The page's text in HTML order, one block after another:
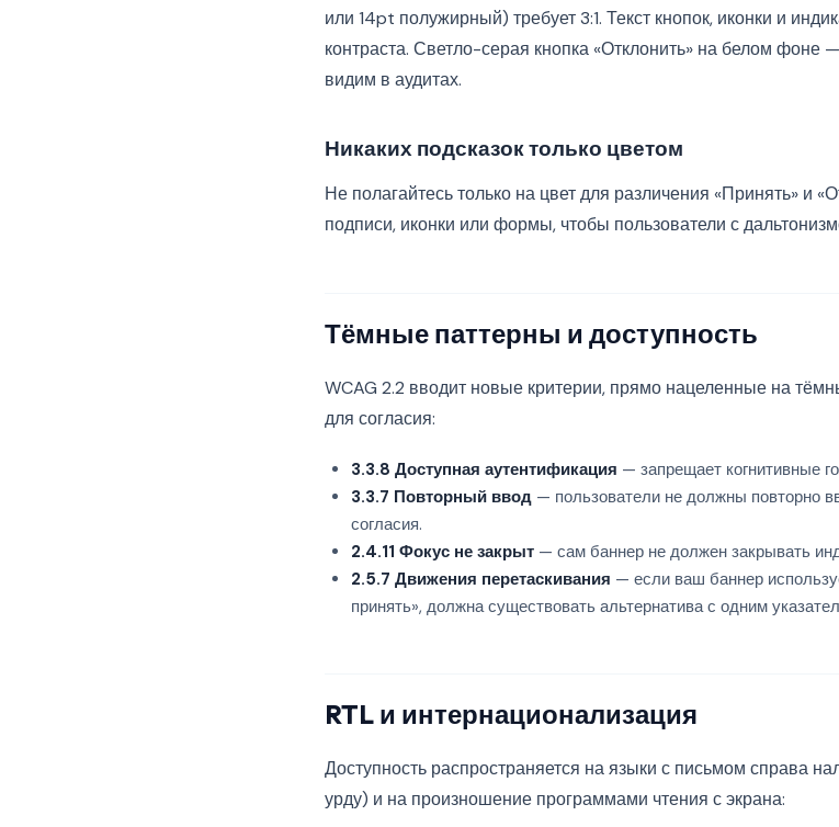
или 14pt полужирный) требует 3:1. Текст кнопок, иконки и
контраста. Светло-серая кнопка «Отклонить» на белом фоне
видим в аудитах.
Никаких подсказок только цветом
Не полагайтесь только на цвет для различения «Принять» и
подписи, иконки или формы, чтобы пользователи с
Тёмные паттерны и доступность
WCAG 2.2 вводит новые критерии, прямо нацеленные на
для согласия:
3.3.8 Доступная аутентификация — запрещает когнитивные
3.3.7 Повторный ввод — пользователи не должны повторно
согласия.
2.4.11 Фокус не закрыт — сам баннер не должен закрывать
2.5.7 Движения перетаскивания — если ваш баннер
принять», должна существовать альтернатива с одним
RTL и интернационализация
Доступность распространяется на языки с письмом справа
урду) и на произношение программами чтения с экрана: